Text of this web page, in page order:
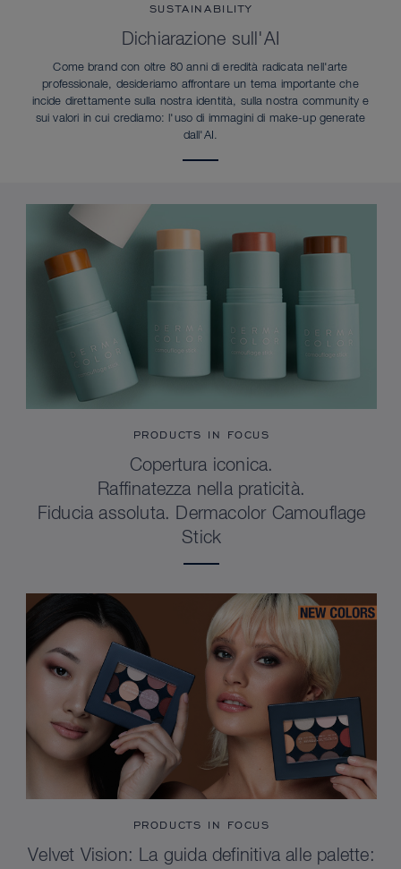
SUSTAINABILITY
Dichiarazione sull'AI
Come brand con oltre 80 anni di eredità radicata nell'arte
professionale, desideriamo affrontare un tema importante che
incide direttamente sulla nostra identità, sulla nostra community e
sui valori in cui crediamo: l'uso di immagini di make-up generate
dall'AI.
PRODUCTS IN FOCUS
Copertura iconica.
Raffinatezza nella praticità.
Fiducia assoluta. Dermacolor Camouflage
Stick
PRODUCTS IN FOCUS
Velvet Vision: La guida definitiva alle palette: